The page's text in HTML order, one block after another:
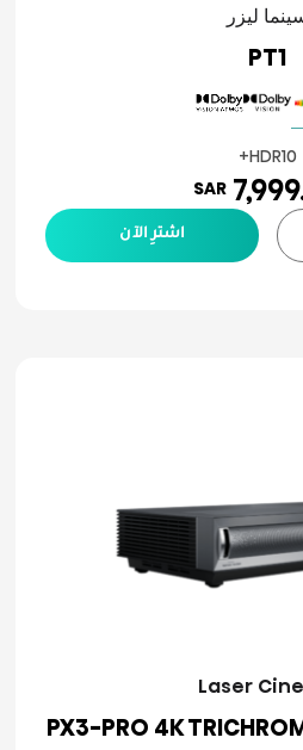
ليزر
PT1
SAR
اشترِ الآن
Laser
PX3-PRO 4K